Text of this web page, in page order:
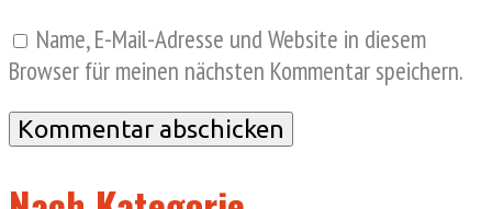
Name, E-Mail-Adresse und Website in diesem
Browser für meinen nächsten Kommentar speichern.